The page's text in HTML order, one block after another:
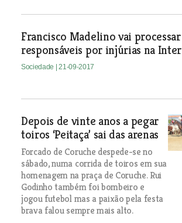
Francisco Madelino vai processar
responsáveis por injúrias na
Sociedade | 21-09-2017
Depois de vinte anos a pegar
toiros ‘Peitaça’ sai das arenas
Forcado de Coruche despede-se no
sábado, numa corrida de toiros em sua
homenagem na praça de Coruche. Rui
Godinho também foi bombeiro e
jogou futebol mas a paixão pela festa
brava falou sempre mais alto.